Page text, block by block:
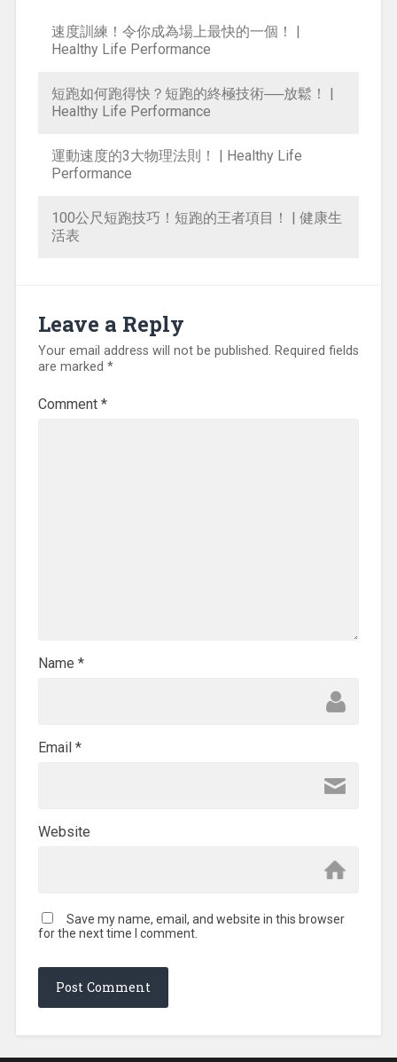
速度訓練！令你成為場上最快的一個！ |
Healthy Life Performance
短跑如何跑得快？短跑的終極技術──放鬆！ |
Healthy Life Performance
運動速度的3大物理法則！ | Healthy Life
Performance
100公尺短跑技巧！短跑的王者項目！ | 健康生
活表
Leave a Reply
Your email address will not be published. Required fields
are marked *
Comment *
Name *
Email *
Website
Save my name, email, and website in this browser
for the next time I comment.